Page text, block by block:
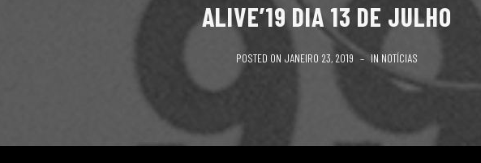
ALIVE’19 DIA 13 DE JULHO
POSTED ON JANEIRO 23, 2019 IN NOTÍCIAS